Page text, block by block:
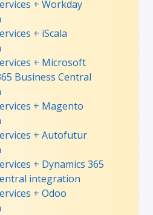
+ Workday
+ iScala
+ Microsoft
Business Central
+ Magento
+ Autofutur
+ Dynamics 365
integration
+ Odoo